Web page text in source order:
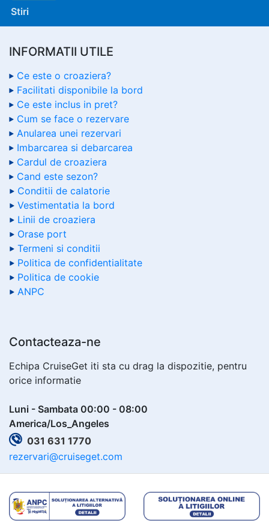
Stiri
INFORMATII UTILE
Ce este o croaziera?
Facilitati disponibile la bord
Ce este inclus in pret?
Cum se face o rezervare
Anularea unei rezervari
Imbarcarea si debarcarea
Cardul de croaziera
Cand este sezon?
Conditii de calatorie
Vestimentatia la bord
Linii de croaziera
Orase port
Termeni si conditii
Politica de confidentialitate
Politica de cookie
ANPC
Contacteaza-ne
Echipa CruiseGet iti sta cu drag la dispozitie, pentru
orice informatie
Luni - Sambata 00:00 - 08:00
America/Los_Angeles
031 631 1770
rezervari@cruiseget.com